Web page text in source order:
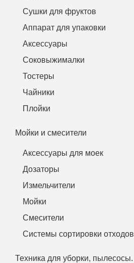
Сушки для фруктов
Аппарат для упаковки
Аксессуары
Соковыжималки
Тостеры
Чайники
Плойки
Мойки и смесители
Аксессуары для моек
Дозаторы
Измельчители
Мойки
Смесители
Системы сортировки отходов
Техника для уборки, пылесосы.